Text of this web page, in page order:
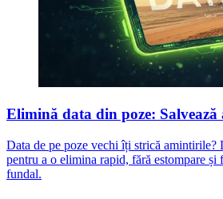
Elimină data din poze:
Data de pe poze vechi îți strică amintirile?
pentru a o elimina rapid, fără estompare și
fundal.